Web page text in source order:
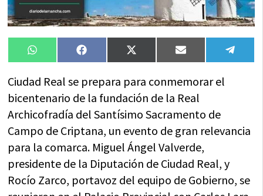
Compartir
en
WhatsAppCompartir
en
FacebookCompartir
en
X
(Twitter)
Compartir
en
Email
en
Ciudad Real se prepara para conmemorar el
bicentenario de la fundación de la Real
Archicofradía del Santísimo Sacramento de
Campo de Criptana, un evento de gran relevancia
para la comarca. Miguel Ángel Valverde,
presidente de la Diputación de Ciudad Real, y
Rocío Zarco, portavoz del equipo de Gobierno, se